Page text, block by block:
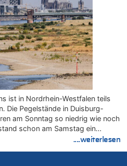
ist in Nordrhein-Westfalen teils
Die Pegelstände in Duisburg-
am Sonntag so niedrig wie noch
schon am Samstag ein…
....weiterlesen